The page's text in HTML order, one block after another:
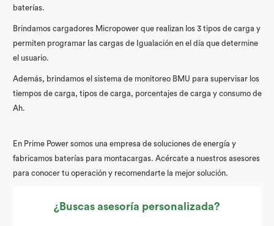
baterías.
Brindamos cargadores Micropower que realizan los 3 tipos de carga y
permiten programar las cargas de Igualación en el día que determine
el usuario.
Además, brindamos el sistema de monitoreo BMU para supervisar los
tiempos de carga, tipos de carga, porcentajes de carga y consumo de
Ah.
En Prime Power somos una empresa de soluciones de energía y
fabricamos baterías para montacargas. Acércate a nuestros asesores
para conocer tu operación y recomendarte la mejor solución.
¿Buscas asesoría personalizada?